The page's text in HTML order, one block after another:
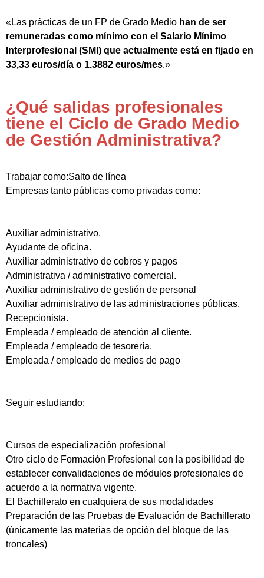
«Las prácticas de un FP de Grado Medio han de ser
remuneradas como mínimo con el Salario Mínimo
Interprofesional (SMI) que actualmente está en fijado en
33,33 euros/día o 1.3882 euros/mes.»
¿Qué salidas profesionales
tiene el Ciclo de Grado Medio
de Gestión Administrativa?
Trabajar como:Salto de línea
Empresas tanto públicas como privadas como:
Auxiliar administrativo.
Ayudante de oficina.
Auxiliar administrativo de cobros y pagos
Administrativa / administrativo comercial.
Auxiliar administrativo de gestión de personal
Auxiliar administrativo de las administraciones públicas.
Recepcionista.
Empleada / empleado de atención al cliente.
Empleada / empleado de tesorería.
Empleada / empleado de medios de pago
Seguir estudiando:
Cursos de especialización profesional
Otro ciclo de Formación Profesional con la posibilidad de
establecer convalidaciones de módulos profesionales de
acuerdo a la normativa vigente.
El Bachillerato en cualquiera de sus modalidades
Preparación de las Pruebas de Evaluación de Bachillerato
(únicamente las materias de opción del bloque de las
troncales)